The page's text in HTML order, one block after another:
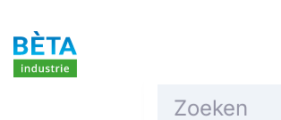
Overslaan en naar de inhoud gaan